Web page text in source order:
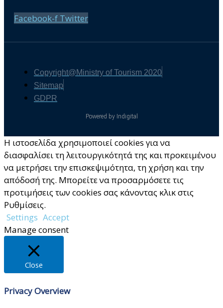
Facebook-f Twitter
Copyright@Ministry of Tourism 2020
Sitemap
GDPR
Powered by Indigital
Η ιστοσελίδα χρησιμοποιεί cookies για να
διασφαλίσει τη λειτουργικότητά της και προκειμένου
να μετρήσει την επισκεψιμότητα, τη χρήση και την
απόδοσή της. Μπορείτε να προσαρμόσετε τις
προτιμήσεις των cookies σας κάνοντας κλικ στις
Ρυθμίσεις.
Settings Accept
Manage consent
Close
Privacy Overview